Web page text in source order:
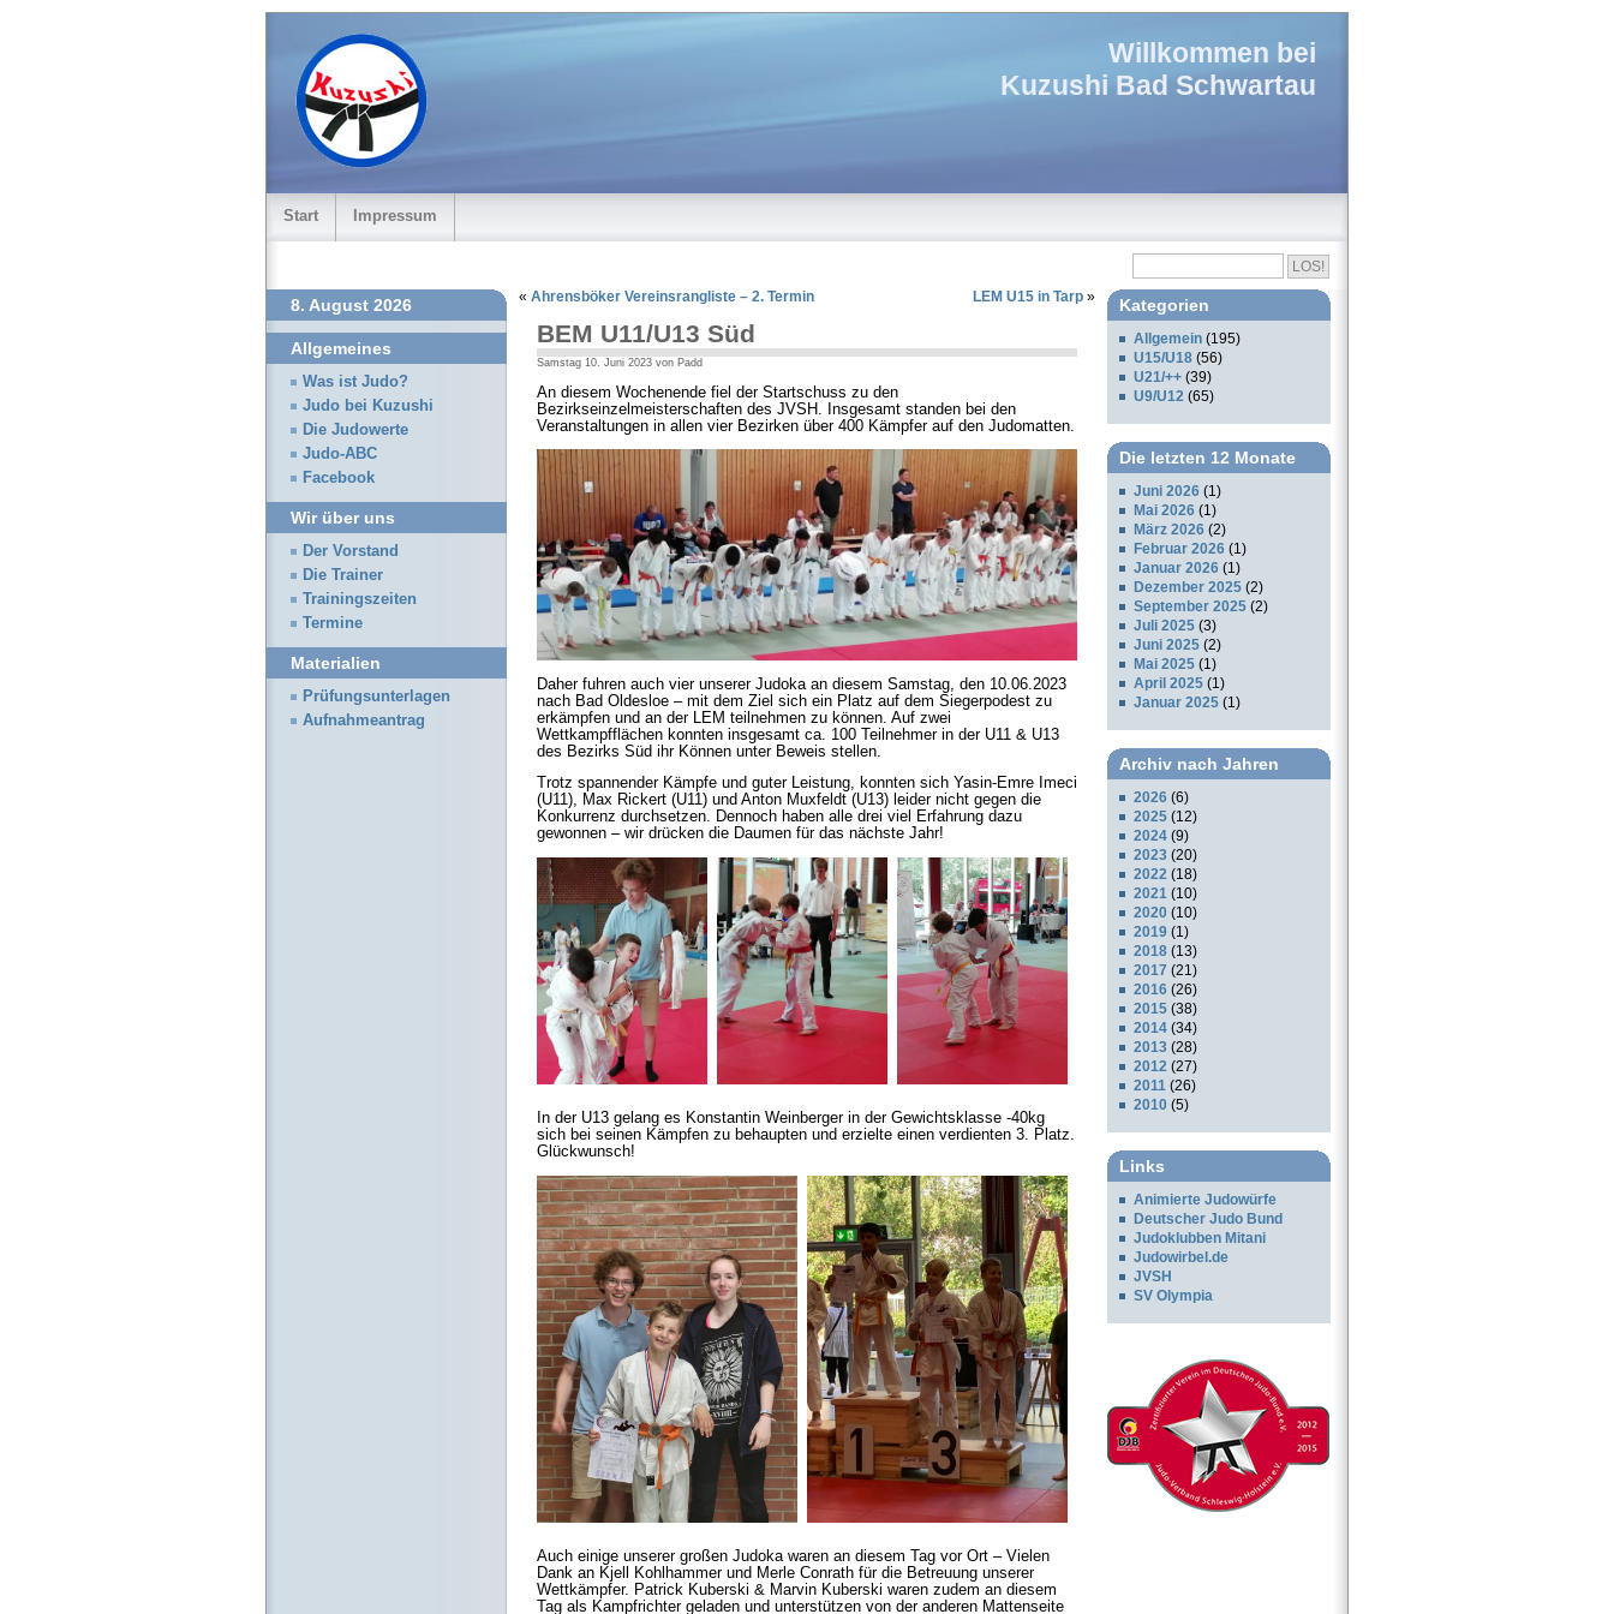
Willkommen bei
Kuzushi Bad Schwartau
Start Impressum
« Ahrensböker Vereinsrangliste – 2. Termin LEM U15 in Tarp »
BEM U11/U13 Süd
Samstag 10. Juni 2023 von Padd
An diesem Wochenende fiel der Startschuss zu den
Bezirkseinzelmeisterschaften des JVSH. Insgesamt standen bei den
Veranstaltungen in allen vier Bezirken über 400 Kämpfer auf den Judomatten.
Daher fuhren auch vier unserer Judoka an diesem Samstag, den 10.06.2023
nach Bad Oldesloe – mit dem Ziel sich ein Platz auf dem Siegerpodest zu
erkämpfen und an der LEM teilnehmen zu können. Auf zwei
Wettkampfflächen konnten insgesamt ca. 100 Teilnehmer in der U11 & U13
des Bezirks Süd ihr Können unter Beweis stellen.
Trotz spannender Kämpfe und guter Leistung, konnten sich Yasin-Emre Imeci
(U11), Max Rickert (U11) und Anton Muxfeldt (U13) leider nicht gegen die
Konkurrenz durchsetzen. Dennoch haben alle drei viel Erfahrung dazu
gewonnen – wir drücken die Daumen für das nächste Jahr!
In der U13 gelang es Konstantin Weinberger in der Gewichtsklasse -40kg
sich bei seinen Kämpfen zu behaupten und erzielte einen verdienten 3. Platz.
Glückwunsch!
Auch einige unserer großen Judoka waren an diesem Tag vor Ort – Vielen
Dank an Kjell Kohlhammer und Merle Conrath für die Betreuung unserer
Wettkämpfer. Patrick Kuberski & Marvin Kuberski waren zudem an diesem
Tag als Kampfrichter geladen und unterstützen von der anderen Mattenseite
8. August 2026
Allgemeines
Was ist Judo?
Judo bei Kuzushi
Die Judowerte
Judo-ABC
Facebook
Wir über uns
Der Vorstand
Die Trainer
Trainingszeiten
Termine
Materialien
Prüfungsunterlagen
Aufnahmeantrag
Kategorien
Allgemein (195)
U15/U18 (56)
U21/++ (39)
U9/U12 (65)
Die letzten 12 Monate
Juni 2026 (1)
Mai 2026 (1)
März 2026 (2)
Februar 2026 (1)
Januar 2026 (1)
Dezember 2025 (2)
September 2025 (2)
Juli 2025 (3)
Juni 2025 (2)
Mai 2025 (1)
April 2025 (1)
Januar 2025 (1)
Archiv nach Jahren
2026 (6)
2025 (12)
2024 (9)
2023 (20)
2022 (18)
2021 (10)
2020 (10)
2019 (1)
2018 (13)
2017 (21)
2016 (26)
2015 (38)
2014 (34)
2013 (28)
2012 (27)
2011 (26)
2010 (5)
Links
Animierte Judowürfe
Deutscher Judo Bund
Judoklubben Mitani
Judowirbel.de
JVSH
SV Olympia